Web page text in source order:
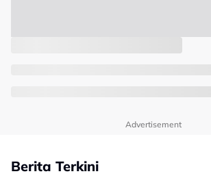
Advertisement
Berita Terkini